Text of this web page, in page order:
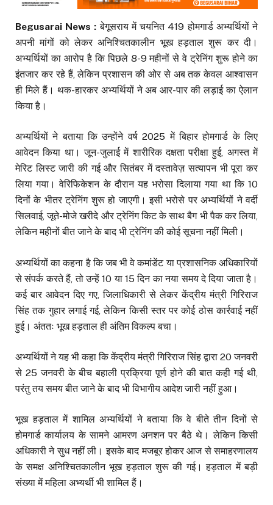
Begusarai News :बेगूसराय में चयनित 419 होमगार्ड अभ्यर्थियों ने
अपनी मांगों को लेकर अनिश्चितकालीन भूख हड़ताल शुरू कर दी।
अभ्यर्थियों का आरोप है कि पिछले 8-9 महीनों से वे ट्रेनिंग शुरू होने का
इंतजार कर रहे हैं, लेकिन प्रशासन की ओर से अब तक केवल आश्वासन
ही मिले हैं। थक-हारकर अभ्यर्थियों ने अब आर-पार की लड़ाई का ऐलान
किया है।
अभ्यर्थियों ने बताया कि उन्होंने वर्ष 2025 में बिहार होमगार्ड के लिए
आवेदन किया था। जून-जुलाई में शारीरिक दक्षता परीक्षा हुई, अगस्त में
मेरिट लिस्ट जारी की गई और सितंबर में दस्तावेज़ सत्यापन भी पूरा कर
लिया गया। वेरिफिकेशन के दौरान यह भरोसा दिलाया गया था कि 10
दिनों के भीतर ट्रेनिंग शुरू हो जाएगी। इसी भरोसे पर अभ्यर्थियों ने वर्दी
सिलवाई, जूते-मोजे खरीदे और ट्रेनिंग किट के साथ बैग भी पैक कर लिया,
लेकिन महीनों बीत जाने के बाद भी ट्रेनिंग की कोई सूचना नहीं मिली।
अभ्यर्थियों का कहना है कि जब भी वे कमांडेंट या प्रशासनिक अधिकारियों
से संपर्क करते हैं, तो उन्हें 10 या 15 दिन का नया समय दे दिया जाता है।
कई बार आवेदन दिए गए, जिलाधिकारी से लेकर केंद्रीय मंत्री गिरिराज
सिंह तक गुहार लगाई गई, लेकिन किसी स्तर पर कोई ठोस कार्रवाई नहीं
हुई। अंततः भूख हड़ताल ही अंतिम विकल्प बचा।
अभ्यर्थियों ने यह भी कहा कि केंद्रीय मंत्री गिरिराज सिंह द्वारा 20 जनवरी
से 25 जनवरी के बीच बहाली प्रक्रिया पूर्ण होने की बात कही गई थी,
परंतु तय समय बीत जाने के बाद भी विभागीय आदेश जारी नहीं हुआ।
भूख हड़ताल में शामिल अभ्यर्थियों ने बताया कि वे बीते तीन दिनों से
होमगार्ड कार्यालय के सामने आमरण अनशन पर बैठे थे। लेकिन किसी
अधिकारी ने सुध नहीं ली। इसके बाद मजबूर होकर आज से समाहरणालय
के समक्ष अनिश्चितकालीन भूख हड़ताल शुरू की गई। हड़ताल में बड़ी
संख्या में महिला अभ्यर्थी भी शामिल हैं।